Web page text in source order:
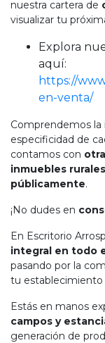
nuestra cartera de
visualizar tu
Explora
aquí:
https://
en-venta/
Comprendemos la
especificidad de
contamos con
inmuebles
públicamente.
¡No dudes en
En Escritorio
integral en todo
pasando por la
tu establecimiento
Estás en manos
campos y
generación de